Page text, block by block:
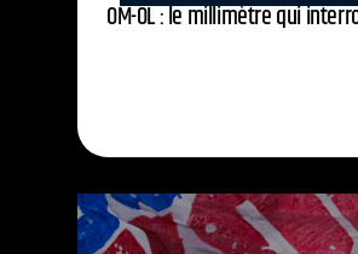
OM-OL : le millimètre qui